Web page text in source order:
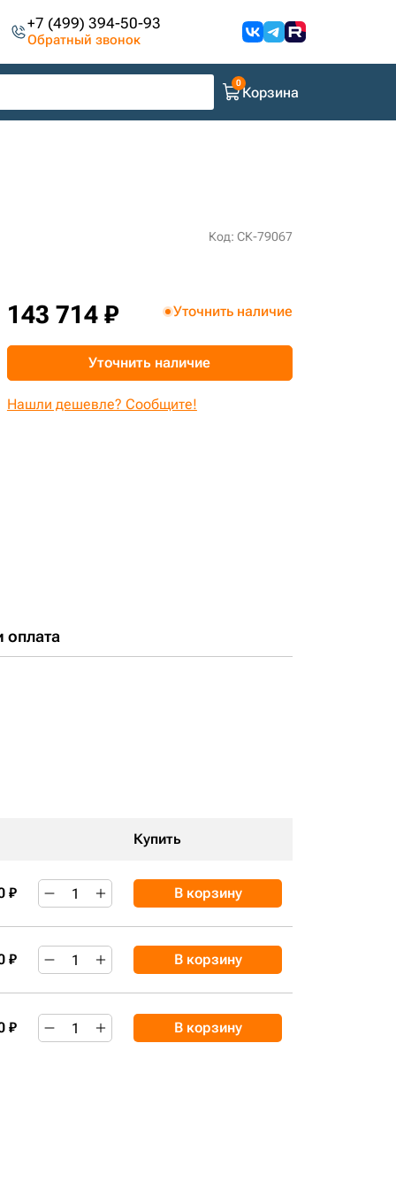
+7 (499) 394-50-93
Обратный звонок
Корзина
Код: СК-79067
143 714 ₽ Уточнить наличие
Уточнить наличие
Нашли дешевле? Сообщите!
оплата
Купить
₽ В корзину
₽ В корзину
₽ В корзину